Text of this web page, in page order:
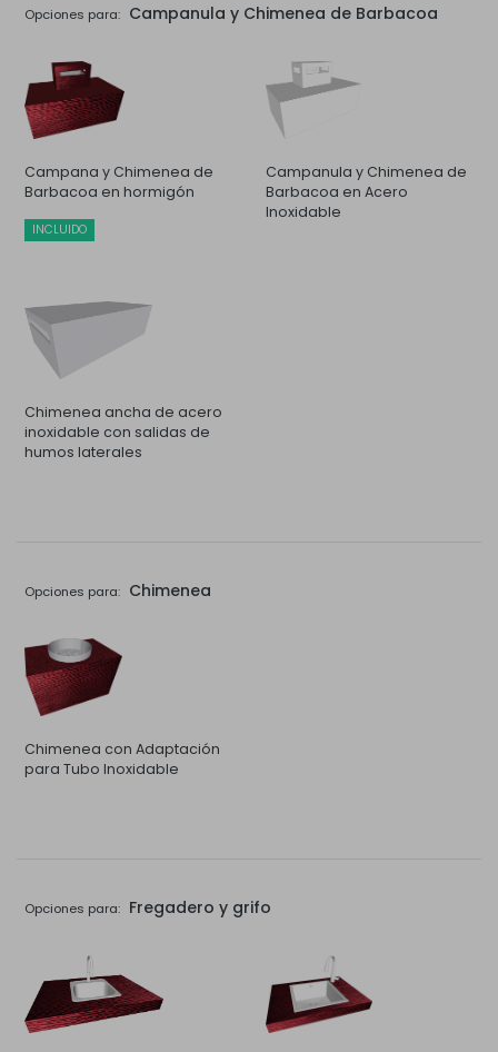
Opciones para: Campanula y Chimenea de Barbacoa
Campana y Chimenea de
Barbacoa en hormigón
INCLUIDO
Campanula y Chimenea de
Barbacoa en Acero
Inoxidable
Chimenea ancha de acero
inoxidable con salidas de
humos laterales
Opciones para: Chimenea
Chimenea con Adaptación
para Tubo Inoxidable
Opciones para: Fregadero y grifo